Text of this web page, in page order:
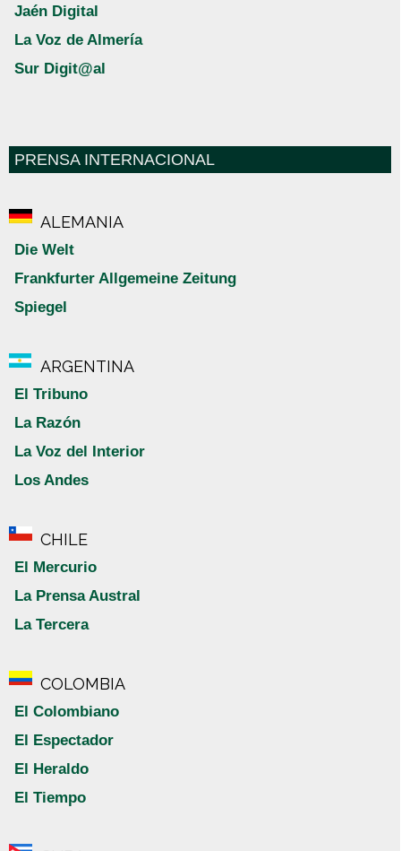
Jaén Digital
La Voz de Almería
Sur Digit@al
PRENSA INTERNACIONAL
ALEMANIA
Die Welt
Frankfurter Allgemeine Zeitung
Spiegel
ARGENTINA
El Tribuno
La Razón
La Voz del Interior
Los Andes
CHILE
El Mercurio
La Prensa Austral
La Tercera
COLOMBIA
El Colombiano
El Espectador
El Heraldo
El Tiempo